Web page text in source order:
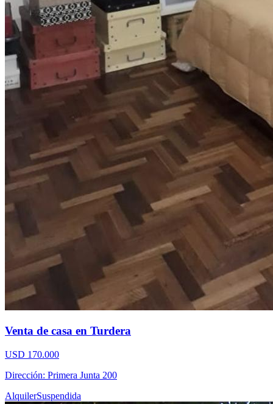
Venta de casa en Turdera
USD 170.000
Dirección: Primera Junta 200
AlquilerSuspendida